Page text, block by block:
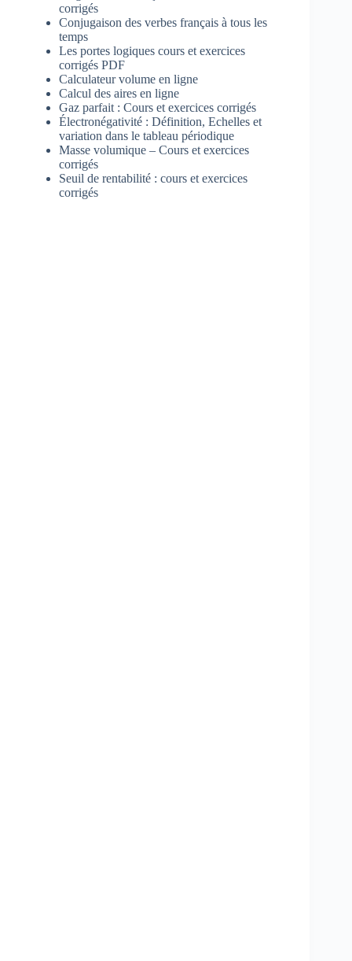
corrigés
Conjugaison des verbes français à tous les
temps
Les portes logiques cours et exercices
corrigés PDF
Calculateur volume en ligne
Calcul des aires en ligne
Gaz parfait : Cours et exercices corrigés
Électronégativité : Définition, Echelles et
variation dans le tableau périodique
Masse volumique – Cours et exercices
corrigés
Seuil de rentabilité : cours et exercices
corrigés